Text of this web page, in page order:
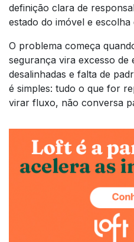
definição clara de
estado do imóvel e escolha
O problema começa
segurança vira excesso de
desalinhadas e falta de
é simples: tudo o que for
virar fluxo, não conversa